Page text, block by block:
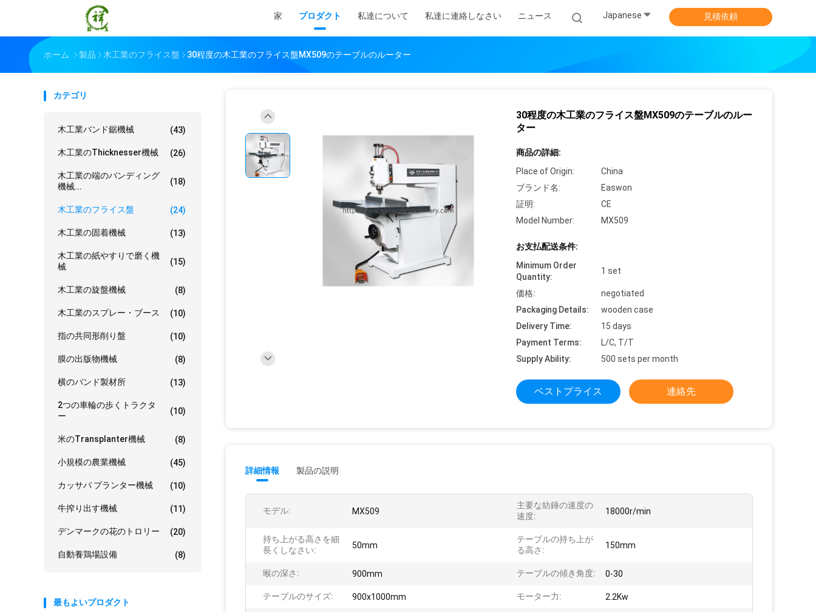
家 プロダクト 私達について 私達に連絡しなさい ニュース Japanese 見積依頼
ホーム 製品 木工業のフライス盤 30程度の木工業のフライス盤MX509のテーブルのルーター
カテゴリ
木工業バンド鋸機械 (43)
木工業のThicknesser機械 (26)
木工業の端のバンディング
機械...
(18)
木工業のフライス盤 (24)
木工業の固着機械 (13)
木工業の紙やすりで磨く機
械
(15)
木工業の旋盤機械 (8)
木工業のスプレー・ブース (10)
指の共同形削り盤 (10)
膜の出版物機械 (8)
横のバンド製材所 (13)
2つの車輪の歩くトラクタ
ー
(10)
米のTransplanter機械 (8)
小規模の農業機械 (45)
カッサバ プランター機械 (10)
牛搾り出す機械 (11)
デンマークの花のトロリー (20)
自動養鶏場設備 (8)
最もよいプロダクト
30程度の木工業のフライス盤MX509のテーブルのルー
ター
商品の詳細:
Place of Origin:
China
ブランド名:
Easwon
証明:
CE
Model Number:
MX509
お支払配送条件:
Minimum Order
Quantity:
1 set
価格:
negotiated
Packaging Details:
wooden case
Delivery Time:
15 days
Payment Terms:
L/C, T/T
Supply Ability:
500 sets per month
ベストプライス 連絡先
詳細情報 製品の説明
モデル: MX509
主要な紡錘の速度の
速度:
18000r/min
持ち上がる高さを細
長くしなさい:
50mm
テーブルの持ち上が
る高さ:
150mm
喉の深さ: 900mm テーブルの傾き角度: 0-30
テーブルのサイズ: 900x1000mm モーター力: 2.2Kw